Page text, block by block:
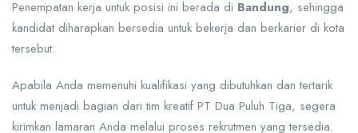
Penempatan kerja untuk posisi ini berada di Bandung, sehingga
kandidat diharapkan bersedia untuk bekerja dan berkarier di kota
tersebut.
Apabila Anda memenuhi kualifikasi yang dibutuhkan dan tertarik
untuk menjadi bagian dari tim kreatif PT Dua Puluh Tiga, segera
kirimkan lamaran Anda melalui proses rekrutmen yang tersedia.